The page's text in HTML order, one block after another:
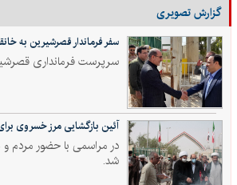
گزارش تصویری
سفر فرماندار قصرشیرین به
سرپرست فرمانداری
آئین بازگشایی مرز خسروی
در مراسمی با حضور مردم
شد.